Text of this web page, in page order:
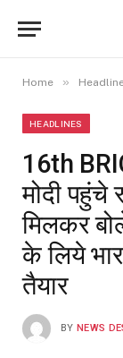
Home »
HEADLINES
16th
मोदी पहुंचे
मिलकर
के लिये
तैयार
BY NEWS